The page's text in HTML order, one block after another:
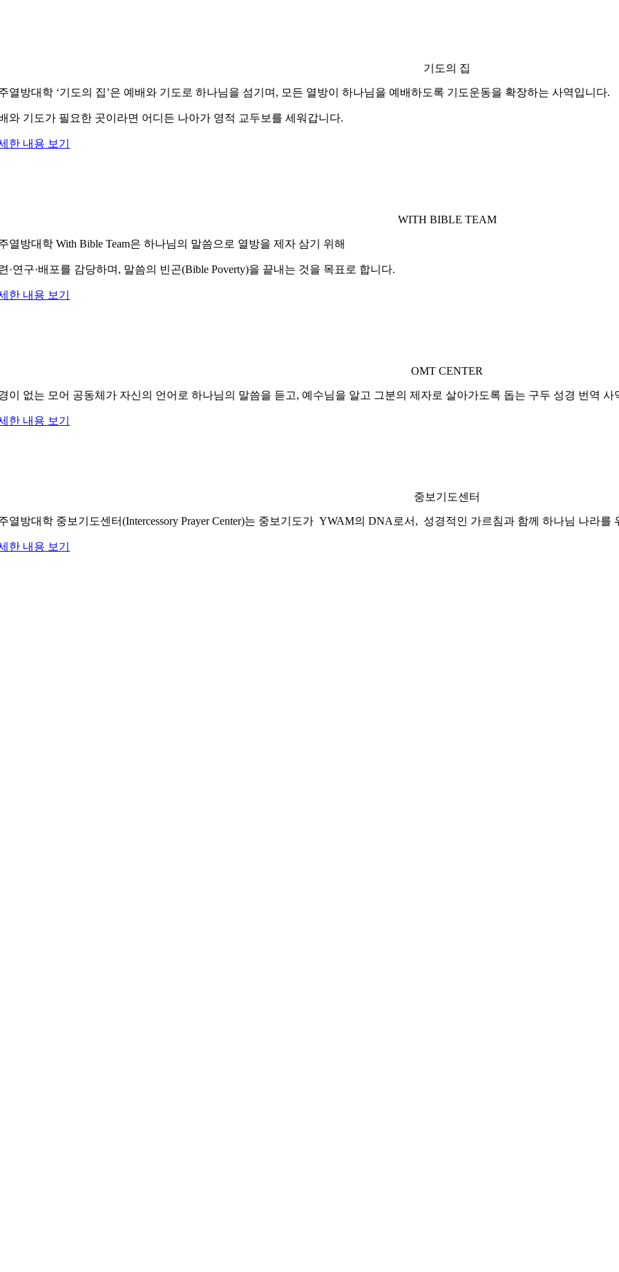
기도의 집
열방대학 ‘기도의 집’은 예배와 기도로 하나님을 섬기며, 모든 열방이 하나님을 예배하도록 기도운동을 확장하는 사역입니다.
와 기도가 필요한 곳이라면 어디든 나아가 영적 교두보를 세워갑니다.
한 내용 보기
WITH BIBLE TEAM
열방대학 With Bible Team은 하나님의 말씀으로 열방을 제자 삼기 위해
·연구·배포를 감당하며, 말씀의 빈곤(Bible Poverty)을 끝내는 것을 목표로 합니다.
한 내용 보기
OMT CENTER
이 없는 모어 공동체가 자신의 언어로 하나님의 말씀을 듣고, 예수님을 알고 그분의 제자로 살아가도록 돕는 구두 성경 번역 사
한 내용 보기
중보기도센터
열방대학 중보기도센터(Intercessory Prayer Center)는 중보기도가 YWAM의 DNA로서, 성경적인 가르침과 함께 하나님 나라
한 내용 보기